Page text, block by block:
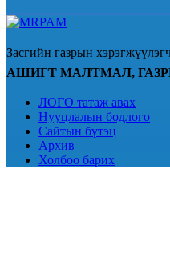
Засгийн газрын
АШИГТ МАЛТМАЛ,
ЛОГО татаж авах
Нууцлалын бодлого
Сайтын бүтэц
Архив
Холбоо барих